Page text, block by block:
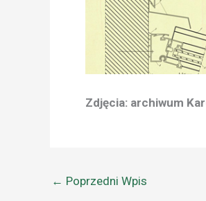
Zdjęcia: archiwum
← Poprzedni Wpis